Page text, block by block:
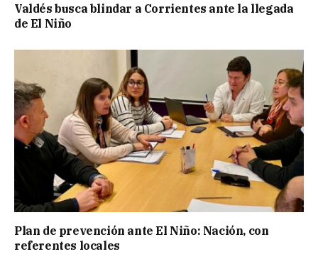
Valdés busca blindar a Corrientes ante la llegada
de El Niño
Plan de prevención ante El Niño: Nación, con
referentes locales